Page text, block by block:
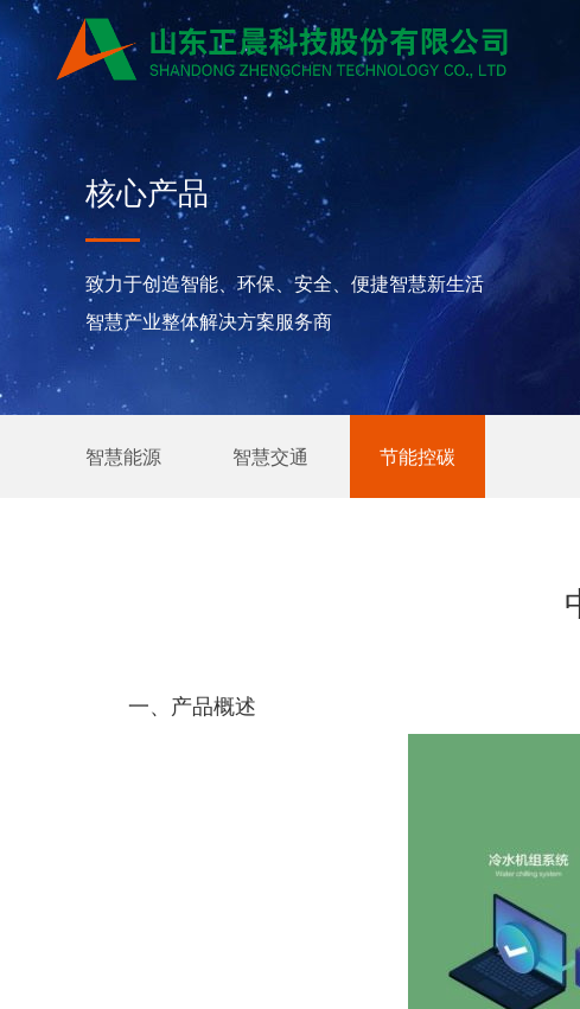
核心产品
致力于创造智能、环保、安全、便捷智慧新生活
智慧产业整体解决方案服务商
智慧能源 智慧交通 节能控碳
一、产品概述